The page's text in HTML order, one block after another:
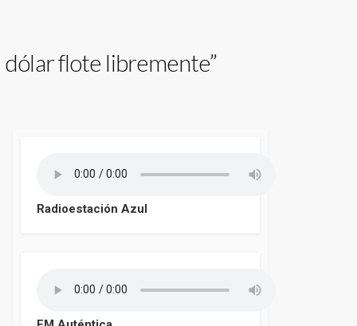
dólar flote libremente”
Radioestación Azul